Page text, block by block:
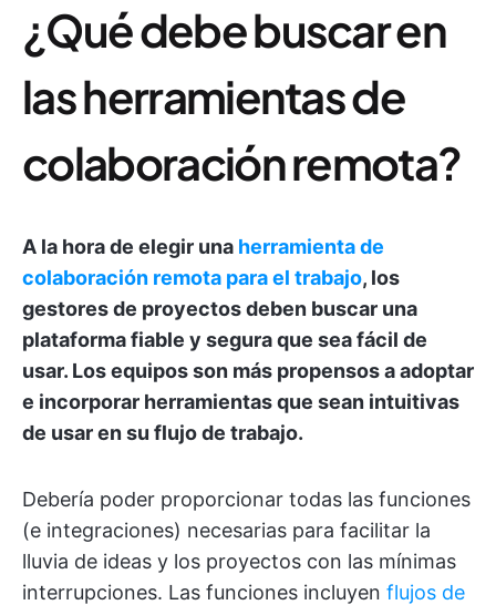
¿Qué debe buscar en
las herramientas de
colaboración remota?
A la hora de elegir una herramienta de
colaboración remota para el trabajo, los
gestores de proyectos deben buscar una
plataforma fiable y segura que sea fácil de
usar. Los equipos son más propensos a adoptar
e incorporar herramientas que sean intuitivas
de usar en su flujo de trabajo.
Debería poder proporcionar todas las funciones
(e integraciones) necesarias para facilitar la
lluvia de ideas y los proyectos con las mínimas
interrupciones. Las funciones incluyen flujos de